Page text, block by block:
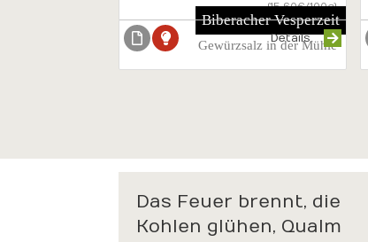
Biberacher Vesperzeit
Gewürzsalz in der Mühle
{15.60€/100g}
Details
Das Feuer brennt, die
Kohlen glühen, Qualm